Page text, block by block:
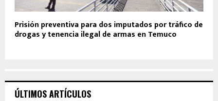
Prisión preventiva para dos imputados por tráfico de
drogas y tenencia ilegal de armas en Temuco
ÚLTIMOS ARTÍCULOS